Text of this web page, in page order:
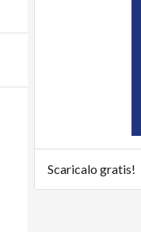
Scaricalo gratis!